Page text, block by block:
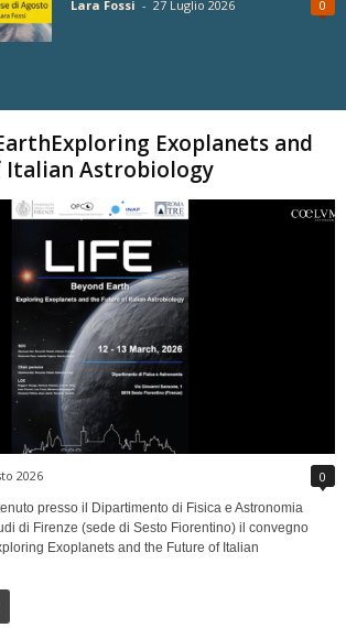
Lara Fossi - 27 Luglio 2026 0
Exoplanets and
Italian Astrobiology
2026 0
presso il Dipartimento di Fisica e Astronomia
di Firenze (sede di Sesto Fiorentino) il convegno
Exoplanets and the Future of Italian